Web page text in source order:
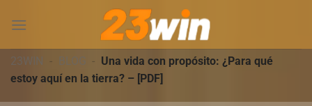
đến
dung23WIN - BLOG - Una vida con propósito: ¿Para qué
estoy aquí en la tierra? – [PDF]